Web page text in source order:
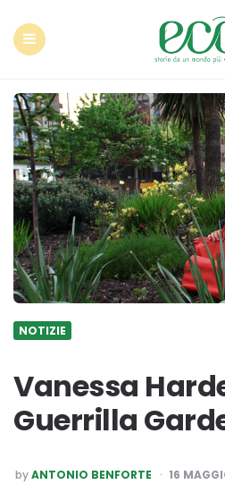
NOTIZIE
Vanessa
Guerrilla
POSTED
BY
byANTONIO BENFORTE 16